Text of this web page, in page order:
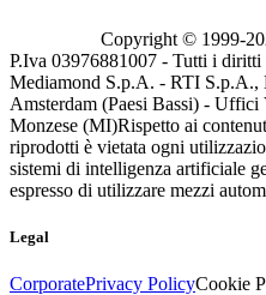
Copyright © 1999-
P.Iva 03976881007 - Tutti i
Mediamond S.p.A. - RTI S.p.A.,
Amsterdam (Paesi Bassi) -
Monzese (MI)Rispetto ai
riprodotti è vietata ogni
sistemi di intelligenza artificiale
espresso di utilizzare mezzi
Legal
CorporatePrivacy PolicyCookie